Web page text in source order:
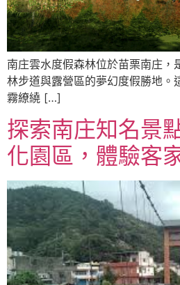
南庄雲水度假森林位於苗栗南庄，
林步道與露營區的夢幻度假勝地。
霧繚繞 […]
探索南庄知名景
化園區，體驗客